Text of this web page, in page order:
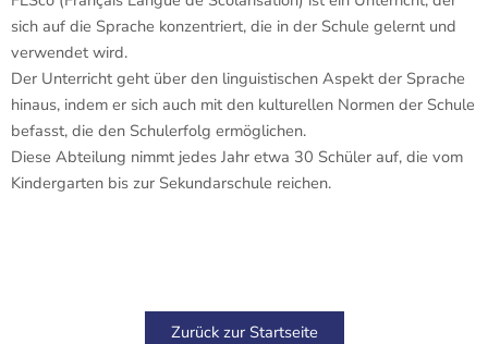
sich auf die Sprache konzentriert, die in der Schule gelernt und
verwendet wird.
Der Unterricht geht über den linguistischen Aspekt der Sprache
hinaus, indem er sich auch mit den kulturellen Normen der Schule
befasst, die den Schulerfolg ermöglichen.
Diese Abteilung nimmt jedes Jahr etwa 30 Schüler auf, die vom
Kindergarten bis zur Sekundarschule reichen.
Zurück zur Startseite